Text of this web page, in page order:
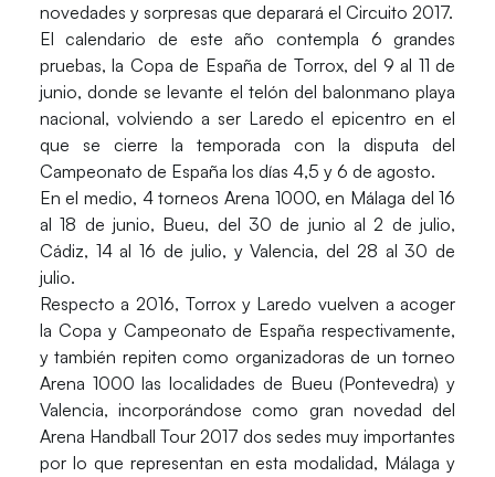
novedades y sorpresas que deparará el Circuito 2017.
El calendario de este año contempla 6 grandes
pruebas, la Copa de España de Torrox, del 9 al 11 de
junio, donde se levante el telón del balonmano playa
nacional, volviendo a ser Laredo el epicentro en el
que se cierre la temporada con la disputa del
Campeonato de España los días 4,5 y 6 de agosto.
En el medio, 4 torneos Arena 1000, en Málaga del 16
al 18 de junio, Bueu, del 30 de junio al 2 de julio,
Cádiz, 14 al 16 de julio, y Valencia, del 28 al 30 de
julio.
Respecto a 2016, Torrox y Laredo vuelven a acoger
la Copa y Campeonato de España respectivamente,
y también repiten como organizadoras de un torneo
Arena 1000 las localidades de Bueu (Pontevedra) y
Valencia, incorporándose como gran novedad del
Arena Handball Tour 2017 dos sedes muy importantes
por lo que representan en esta modalidad, Málaga y